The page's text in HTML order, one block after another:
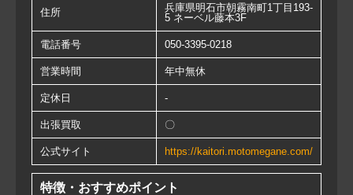
住所
兵庫県明石市朝霧南町1丁目193-
5 ネーベル藤本3F
電話番号 050-3395-0218
営業時間 年中無休
定休日 -
出張買取 〇
公式サイト https://kaitori.motomegane.com/
特徴・おすすめポイント